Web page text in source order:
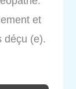
et
déçu (e).